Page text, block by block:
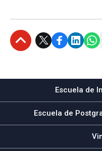
Escuela de
Escuela de